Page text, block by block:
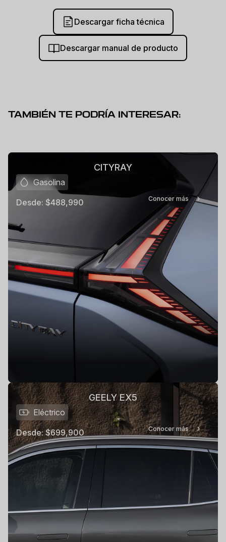
Descargar ficha técnica
Descargar manual de producto
TAMBIÉN TE PODRÍA INTERESAR:
CITYRAY
Gasolina
Desde: $488,990 Conocer más
GEELY EX5
Eléctrico
Desde: $699,900 Conocer más